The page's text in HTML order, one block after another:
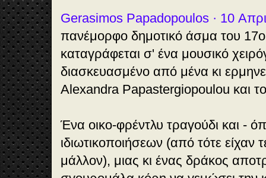
Gerasimos Papadopoulos · 10
πανέμορφο δημοτικό άσμα του
καταγράφεται σ' ένα μουσικό
διασκευασμένο από μένα κι
Alexandra Papastergiopoulou και
Ένα οικο-φρέντλυ τραγούδι και -
ιδιωτικοποιήσεων (από τότε είχαν
μάλλον), μιας κι ένας δράκος
6
:5